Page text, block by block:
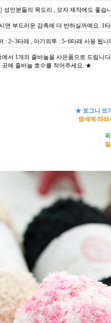
성인분들의 목도리 , 모자 제작에도 좋습
면 부드러운 감촉에 더 반하실꺼에요. 1
: 2~3타래 , 아기외투 : 5~6타래 사용 됩니
서 1개의 줄바늘을 사은품으로 드립니다.
곳에 줄바늘 호수를 적어주세요. ★
★ 포그니 뜨
염색에 따라
폭